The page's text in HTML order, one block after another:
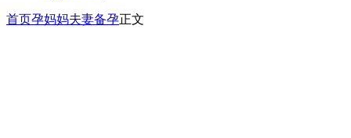
首页孕妈妈夫妻备孕正文